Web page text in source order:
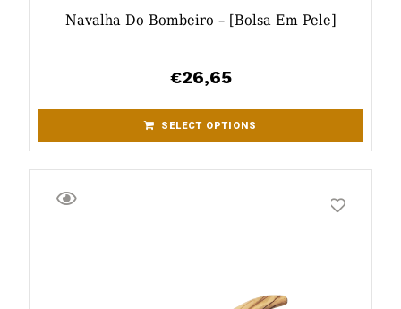
Navalha Do Bombeiro – [bolsa Em Pele]
€26,65
SELECT OPTIONS